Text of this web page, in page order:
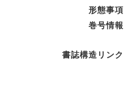
形態事項
巻号情報
書誌構造リンク